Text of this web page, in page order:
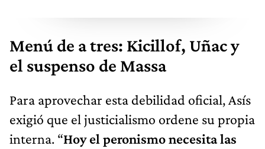
Menú de a tres: Kicillof, Uñac y
el suspenso de Massa
Para aprovechar esta debilidad oficial, Asís
exigió que el justicialismo ordene su propia
interna. “Hoy el peronismo necesita las